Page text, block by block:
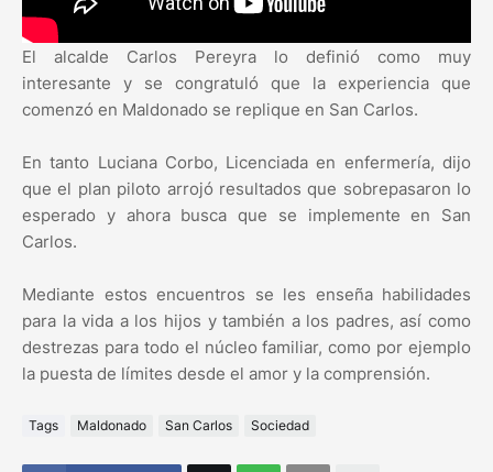
El alcalde Carlos Pereyra lo definió como muy
interesante y se congratuló que la experiencia que
comenzó en Maldonado se replique en San Carlos.
En tanto Luciana Corbo, Licenciada en enfermería, dijo
que el plan piloto arrojó resultados que sobrepasaron lo
esperado y ahora busca que se implemente en San
Carlos.
Mediante estos encuentros se les enseña habilidades
para la vida a los hijos y también a los padres, así como
destrezas para todo el núcleo familiar, como por ejemplo
la puesta de límites desde el amor y la comprensión.
Tags Maldonado San Carlos Sociedad